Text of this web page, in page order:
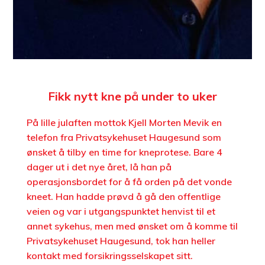
Fikk nytt kne på under to uker
På lille julaften mottok Kjell Morten Mevik en
telefon fra Privatsykehuset Haugesund som
ønsket å tilby en time for kneprotese. Bare 4
dager ut i det nye året, lå han på
operasjonsbordet for å få orden på det vonde
kneet. Han hadde prøvd å gå den offentlige
veien og var i utgangspunktet henvist til et
annet sykehus, men med ønsket om å komme til
Privatsykehuset Haugesund, tok han heller
kontakt med forsikringsselskapet sitt.